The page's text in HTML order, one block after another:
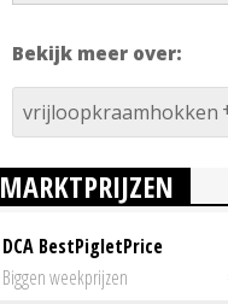
Bekijk meer over:
vrijloopkraamhokken
MARKTPRIJZEN
DCA BestPigletPrice
Biggen weekprijzen